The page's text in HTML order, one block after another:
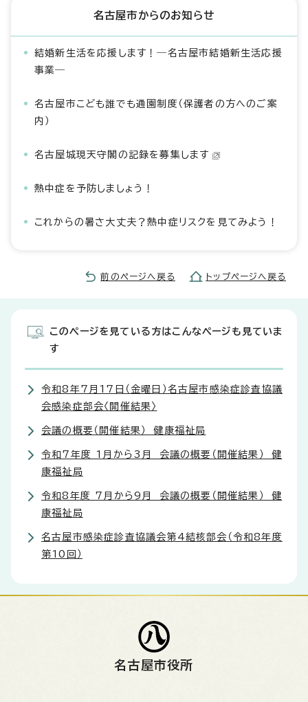
名古屋市からのお知らせ
結婚新生活を応援します！―名古屋市結婚新生活応援
事業―
名古屋市こども誰でも通園制度（保護者の方へのご案
内）
名古屋城現天守閣の記録を募集します
熱中症を予防しましょう！
これからの暑さ大丈夫？熱中症リスクを見てみよう！
前のページへ戻る トップページへ戻る
このページを見ている方はこんなページも見ていま
す
令和8年7月17日（金曜日）名古屋市感染症診査協議
会感染症部会〈開催結果〉
会議の概要（開催結果） 健康福祉局
令和7年度 1月から3月 会議の概要（開催結果） 健
康福祉局
令和8年度 7月から9月 会議の概要（開催結果） 健
康福祉局
名古屋市感染症診査協議会第4結核部会（令和8年度
第10回）
名古屋市役所